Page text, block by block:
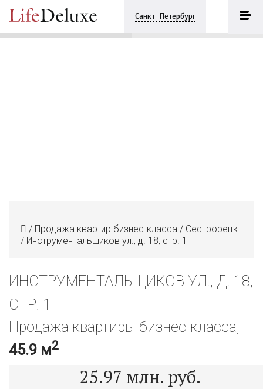
Санкт-Петербург
/ Продажа квартир бизнес-класса / Сестрорецк
/ Инструментальщиков ул., д. 18, стр. 1
ИНСТРУМЕНТАЛЬЩИКОВ УЛ., Д. 18,
СТР. 1
Продажа квартиры бизнес-класса,
45.9 м2
25.97 млн. руб.
стр. 1
+7 (812) 3330243
ПОЗВОНИТЬ